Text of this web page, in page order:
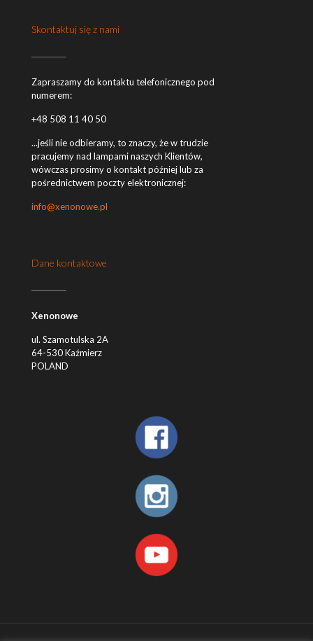
Skontaktuj się z nami
Zapraszamy do kontaktu telefonicznego pod
numerem:
+48 508 11 40 50
...jeśli nie odbieramy, to znaczy, że w trudzie
pracujemy nad lampami naszych Klientów,
wówczas prosimy o kontakt później lub za
pośrednictwem poczty elektronicznej:
info@xenonowe.pl
Dane kontaktowe
Xenonowe
ul. Szamotulska 2A
64-530 Kaźmierz
POLAND